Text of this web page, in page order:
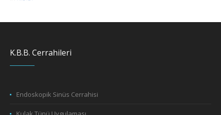
K.B.B. Cerrahileri
Endoskopik Sinüs Cerrahisi